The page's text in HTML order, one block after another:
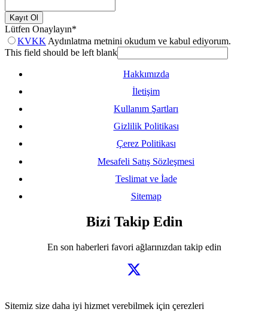
Kayıt Ol
Lütfen Onaylayın*
KVKK Aydınlatma metnini okudum ve kabul ediyorum.
This field should be left blank
Hakkımızda
İletişim
Kullanım Şartları
Gizlilik Politikası
Çerez Politikası
Mesafeli Satış Sözleşmesi
Teslimat ve İade
Sitemap
Bizi Takip Edin
En son haberleri favori ağlarınızdan takip edin
Sitemiz size daha iyi hizmet verebilmek için çerezleri